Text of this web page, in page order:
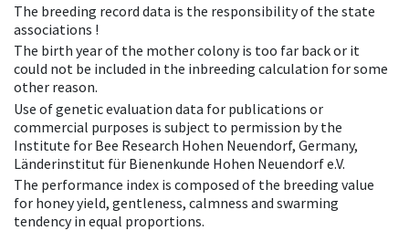
The breeding record data is the responsibility of the state
associations !
The birth year of the mother colony is too far back or it
could not be included in the inbreeding calculation for some
other reason.
Use of genetic evaluation data for publications or
commercial purposes is subject to permission by the
Institute for Bee Research Hohen Neuendorf, Germany,
Länderinstitut für Bienenkunde Hohen Neuendorf e.V.
The performance index is composed of the breeding value
for honey yield, gentleness, calmness and swarming
tendency in equal proportions.